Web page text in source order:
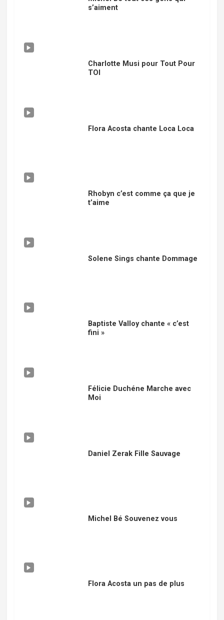
s’aiment
Charlotte Musi pour Tout Pour
TOI
Flora Acosta chante Loca Loca
Rhobyn c’est comme ça que je
t’aime
Solene Sings chante Dommage
Baptiste Valloy chante « c’est
fini »
Félicie Duchéne Marche avec
Moi
Daniel Zerak Fille Sauvage
Michel Bé Souvenez vous
Flora Acosta un pas de plus